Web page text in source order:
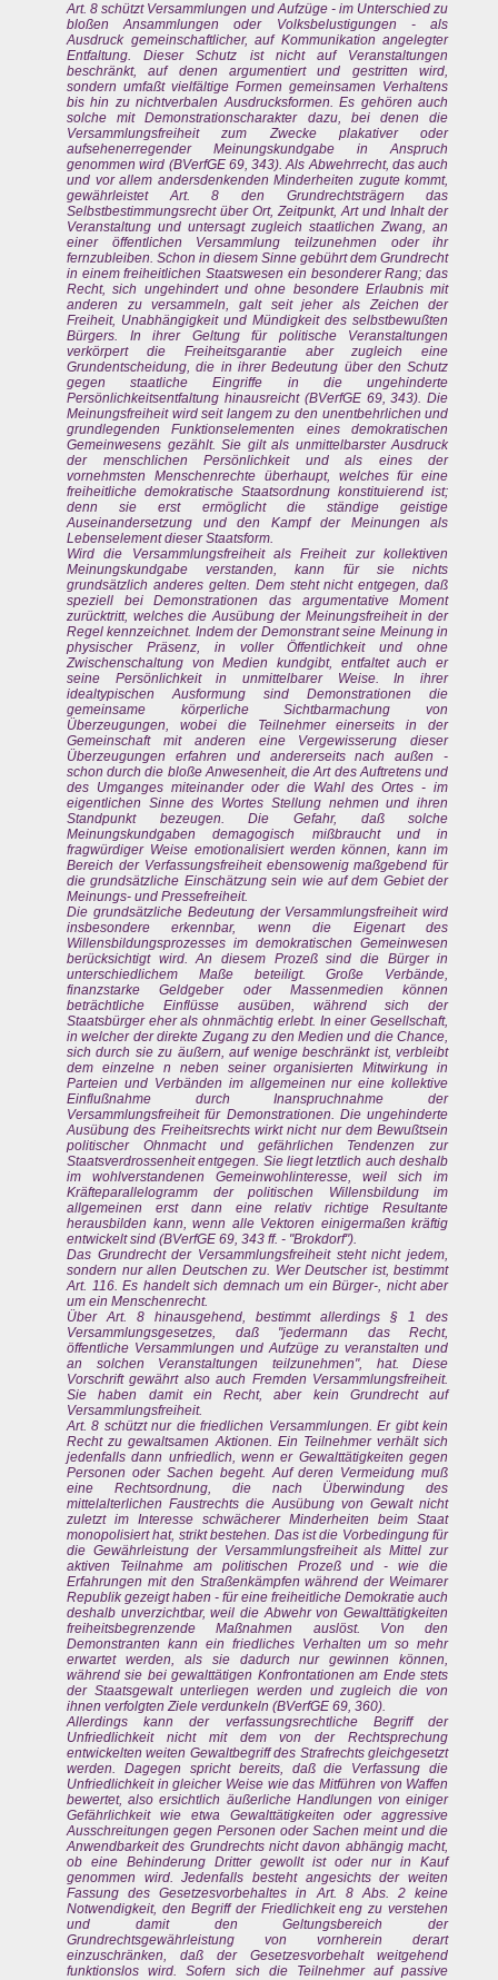
Art. 8 schützt Versammlungen und Aufzüge - im Unterschied zu
bloßen Ansammlungen oder Volksbelustigungen - als
Ausdruck gemeinschaftlicher, auf Kommunikation angelegter
Entfaltung. Dieser Schutz ist nicht auf Veranstaltungen
beschränkt, auf denen argumentiert und gestritten wird,
sondern umfaßt vielfältige Formen gemeinsamen Verhaltens
bis hin zu nichtverbalen Ausdrucksformen. Es gehören auch
solche mit Demonstrationscharakter dazu, bei denen die
Versammlungsfreiheit zum Zwecke plakativer oder
aufsehenerregender Meinungskundgabe in Anspruch
genommen wird (BVerfGE 69, 343). Als Abwehrrecht, das auch
und vor allem andersdenkenden Minderheiten zugute kommt,
gewährleistet Art. 8 den Grundrechtsträgern das
Selbstbestimmungsrecht über Ort, Zeitpunkt, Art und Inhalt der
Veranstaltung und untersagt zugleich staatlichen Zwang, an
einer öffentlichen Versammlung teilzunehmen oder ihr
fernzubleiben. Schon in diesem Sinne gebührt dem Grundrecht
in einem freiheitlichen Staatswesen ein besonderer Rang; das
Recht, sich ungehindert und ohne besondere Erlaubnis mit
anderen zu versammeln, galt seit jeher als Zeichen der
Freiheit, Unabhängigkeit und Mündigkeit des selbstbewußten
Bürgers. In ihrer Geltung für politische Veranstaltungen
verkörpert die Freiheitsgarantie aber zugleich eine
Grundentscheidung, die in ihrer Bedeutung über den Schutz
gegen staatliche Eingriffe in die ungehinderte
Persönlichkeitsentfaltung hinausreicht (BVerfGE 69, 343). Die
Meinungsfreiheit wird seit langem zu den unentbehrlichen und
grundlegenden Funktionselementen eines demokratischen
Gemeinwesens gezählt. Sie gilt als unmittelbarster Ausdruck
der menschlichen Persönlichkeit und als eines der
vornehmsten Menschenrechte überhaupt, welches für eine
freiheitliche demokratische Staatsordnung konstituierend ist;
denn sie erst ermöglicht die ständige geistige
Auseinandersetzung und den Kampf der Meinungen als
Lebenselement dieser Staatsform.
Wird die Versammlungsfreiheit als Freiheit zur kollektiven
Meinungskundgabe verstanden, kann für sie nichts
grundsätzlich anderes gelten. Dem steht nicht entgegen, daß
speziell bei Demonstrationen das argumentative Moment
zurücktritt, welches die Ausübung der Meinungsfreiheit in der
Regel kennzeichnet. Indem der Demonstrant seine Meinung in
physischer Präsenz, in voller Öffentlichkeit und ohne
Zwischenschaltung von Medien kundgibt, entfaltet auch er
seine Persönlichkeit in unmittelbarer Weise. In ihrer
idealtypischen Ausformung sind Demonstrationen die
gemeinsame körperliche Sichtbarmachung von
Überzeugungen, wobei die Teilnehmer einerseits in der
Gemeinschaft mit anderen eine Vergewisserung dieser
Überzeugungen erfahren und andererseits nach außen -
schon durch die bloße Anwesenheit, die Art des Auftretens und
des Umganges miteinander oder die Wahl des Ortes - im
eigentlichen Sinne des Wortes Stellung nehmen und ihren
Standpunkt bezeugen. Die Gefahr, daß solche
Meinungskundgaben demagogisch mißbraucht und in
fragwürdiger Weise emotionalisiert werden können, kann im
Bereich der Verfassungsfreiheit ebensowenig maßgebend für
die grundsätzliche Einschätzung sein wie auf dem Gebiet der
Meinungs- und Pressefreiheit.
Die grundsätzliche Bedeutung der Versammlungsfreiheit wird
insbesondere erkennbar, wenn die Eigenart des
Willensbildungsprozesses im demokratischen Gemeinwesen
berücksichtigt wird. An diesem Prozeß sind die Bürger in
unterschiedlichem Maße beteiligt. Große Verbände,
finanzstarke Geldgeber oder Massenmedien können
beträchtliche Einflüsse ausüben, während sich der
Staatsbürger eher als ohnmächtig erlebt. In einer Gesellschaft,
in welcher der direkte Zugang zu den Medien und die Chance,
sich durch sie zu äußern, auf wenige beschränkt ist, verbleibt
dem einzelne n neben seiner organisierten Mitwirkung in
Parteien und Verbänden im allgemeinen nur eine kollektive
Einflußnahme durch Inanspruchnahme der
Versammlungsfreiheit für Demonstrationen. Die ungehinderte
Ausübung des Freiheitsrechts wirkt nicht nur dem Bewußtsein
politischer Ohnmacht und gefährlichen Tendenzen zur
Staatsverdrossenheit entgegen. Sie liegt letztlich auch deshalb
im wohlverstandenen Gemeinwohlinteresse, weil sich im
Kräfteparallelogramm der politischen Willensbildung im
allgemeinen erst dann eine relativ richtige Resultante
herausbilden kann, wenn alle Vektoren einigermaßen kräftig
entwickelt sind (BVerfGE 69, 343 ff. - "Brokdorf").
Das Grundrecht der Versammlungsfreiheit steht nicht jedem,
sondern nur allen Deutschen zu. Wer Deutscher ist, bestimmt
Art. 116. Es handelt sich demnach um ein Bürger-, nicht aber
um ein Menschenrecht.
Über Art. 8 hinausgehend, bestimmt allerdings § 1 des
Versammlungsgesetzes, daß "jedermann das Recht,
öffentliche Versammlungen und Aufzüge zu veranstalten und
an solchen Veranstaltungen teilzunehmen", hat. Diese
Vorschrift gewährt also auch Fremden Versammlungsfreiheit.
Sie haben damit ein Recht, aber kein Grundrecht auf
Versammlungsfreiheit.
Art. 8 schützt nur die friedlichen Versammlungen. Er gibt kein
Recht zu gewaltsamen Aktionen. Ein Teilnehmer verhält sich
jedenfalls dann unfriedlich, wenn er Gewalttätigkeiten gegen
Personen oder Sachen begeht. Auf deren Vermeidung muß
eine Rechtsordnung, die nach Überwindung des
mittelalterlichen Faustrechts die Ausübung von Gewalt nicht
zuletzt im Interesse schwächerer Minderheiten beim Staat
monopolisiert hat, strikt bestehen. Das ist die Vorbedingung für
die Gewährleistung der Versammlungsfreiheit als Mittel zur
aktiven Teilnahme am politischen Prozeß und - wie die
Erfahrungen mit den Straßenkämpfen während der Weimarer
Republik gezeigt haben - für eine freiheitliche Demokratie auch
deshalb unverzichtbar, weil die Abwehr von Gewalttätigkeiten
freiheitsbegrenzende Maßnahmen auslöst. Von den
Demonstranten kann ein friedliches Verhalten um so mehr
erwartet werden, als sie dadurch nur gewinnen können,
während sie bei gewalttätigen Konfrontationen am Ende stets
der Staatsgewalt unterliegen werden und zugleich die von
ihnen verfolgten Ziele verdunkeln (BVerfGE 69, 360).
Allerdings kann der verfassungsrechtliche Begriff der
Unfriedlichkeit nicht mit dem von der Rechtsprechung
entwickelten weiten Gewaltbegriff des Strafrechts gleichgesetzt
werden. Dagegen spricht bereits, daß die Verfassung die
Unfriedlichkeit in gleicher Weise wie das Mitführen von Waffen
bewertet, also ersichtlich äußerliche Handlungen von einiger
Gefährlichkeit wie etwa Gewalttätigkeiten oder aggressive
Ausschreitungen gegen Personen oder Sachen meint und die
Anwendbarkeit des Grundrechts nicht davon abhängig macht,
ob eine Behinderung Dritter gewollt ist oder nur in Kauf
genommen wird. Jedenfalls besteht angesichts der weiten
Fassung des Gesetzesvorbehaltes in Art. 8 Abs. 2 keine
Notwendigkeit, den Begriff der Friedlichkeit eng zu verstehen
und damit den Geltungsbereich der
Grundrechtsgewährleistung von vornherein derart
einzuschränken, daß der Gesetzesvorbehalt weitgehend
funktionslos wird. Sofern sich die Teilnehmer auf passive